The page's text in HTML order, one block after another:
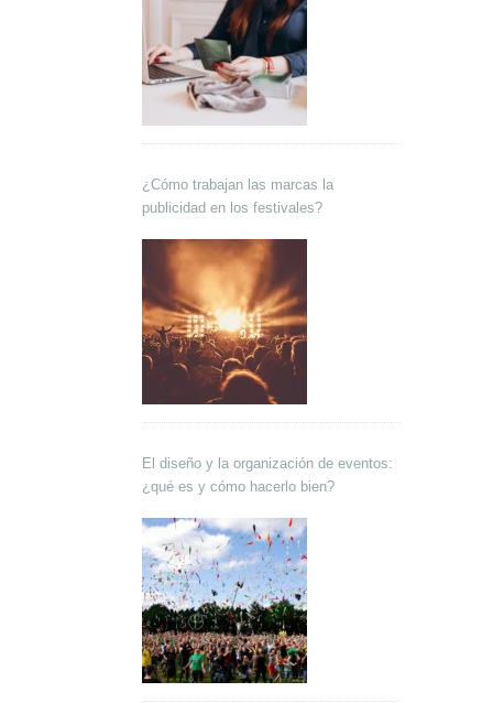
¿Cómo trabajan las marcas la
publicidad en los festivales?
El diseño y la organización de eventos:
¿qué es y cómo hacerlo bien?